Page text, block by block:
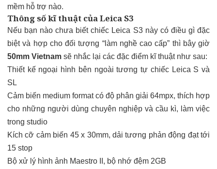
mềm hỗ trợ nào.
Thông số kĩ thuật của Leica S3
Nếu bạn nào chưa biết chiếc Leica S3 này có điều gì đặc
biệt và hợp cho đối tượng “làm nghề cao cấp” thì bây giờ
50mm Vietnam sẽ nhắc lại các đặc điểm kĩ thuật như sau:
Thiết kế ngoại hình bên ngoài tương tự chiếc Leica S và
SL
Cảm biến medium format có độ phân giải 64mpx, thích hợp
cho những người dùng chuyên nghiệp và cầu kì, làm việc
trong studio
Kích cỡ cảm biến 45 x 30mm, dải tương phản động đạt tới
15 stop
Bộ xử lý hình ảnh Maestro II, bộ nhớ đệm 2GB